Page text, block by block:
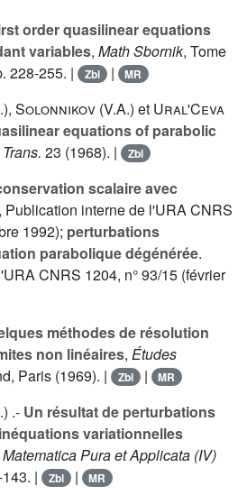
order quasilinear equations
variables, Math Sbornik, Tome
228-255. | Zbl | MR
), Solonnikov (V.A.) et Ural'Ceva
equations of parabolic
23 (1968). | Zbl
scalaire avec
, Publication interne de l'URA CNRS
1992); perturbations
parabolique dégénérée.
CNRS 1204, n° 93/15 (février
méthodes de résolution
non linéaires, Études
Paris (1969). | Zbl | MR
) .- Un résultat de perturbations
variationnelles
Pura et Applicata (IV)
| Zbl | MR